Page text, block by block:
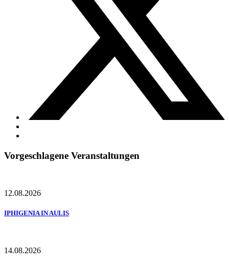
Vorgeschlagene Veranstaltungen
12.08.2026
IPHIGENIA IN AULIS
14.08.2026